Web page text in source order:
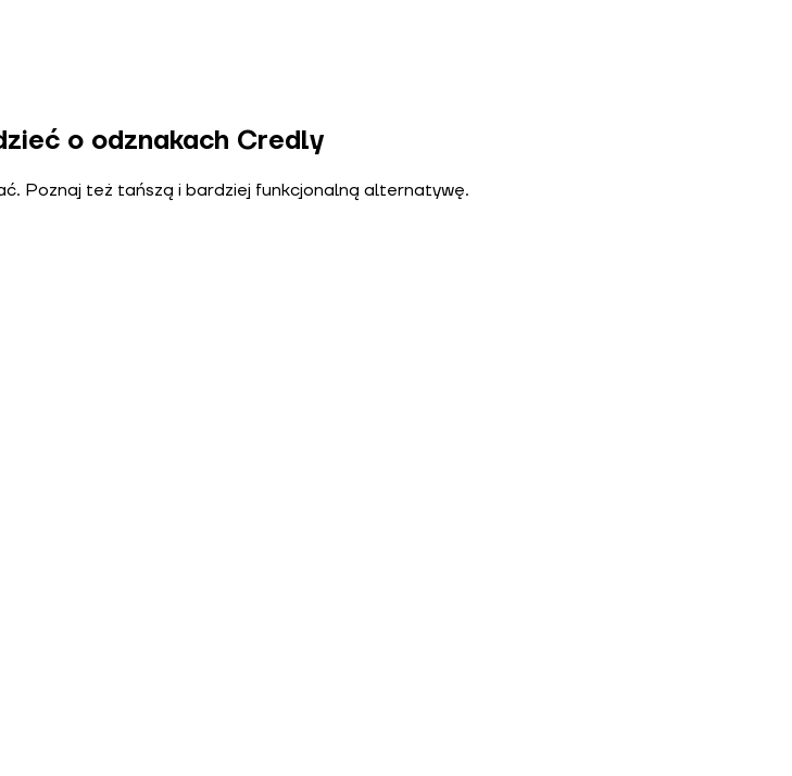
o odznakach Credly
Poznaj też tańszą i bardziej funkcjonalną alternatywę.